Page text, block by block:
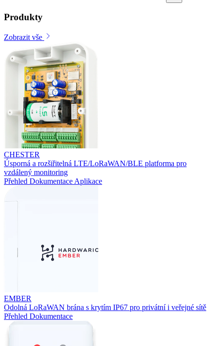
Produkty
Zobrazit vše
CHESTER
Úsporná a rozšiřitelná LTE/LoRaWAN/BLE platforma pro
vzdálený monitoring
Přehled Dokumentace Aplikace
EMBER
Odolná LoRaWAN brána s krytím IP67 pro privátní i veřejné sítě
Přehled Dokumentace